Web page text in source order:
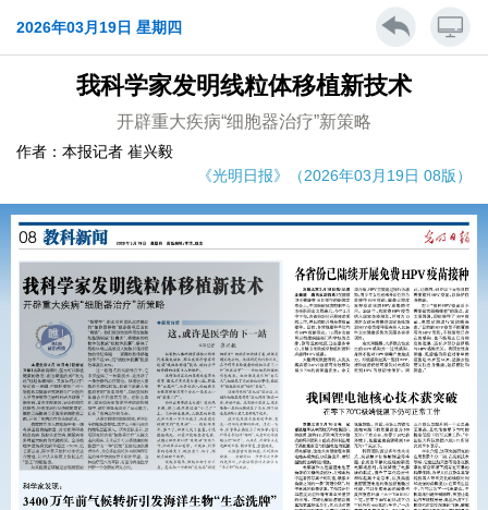
2026年03月19日 星期四
我科学家发明线粒体移植新技术
开辟重大疾病“细胞器治疗”新策略
作者：本报记者 崔兴毅
《光明日报》（2026年03月19日 08版）